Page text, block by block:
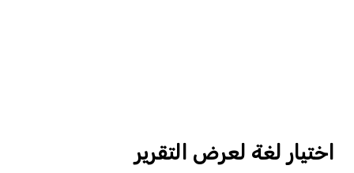
اختيار لغة لعرض التقرير